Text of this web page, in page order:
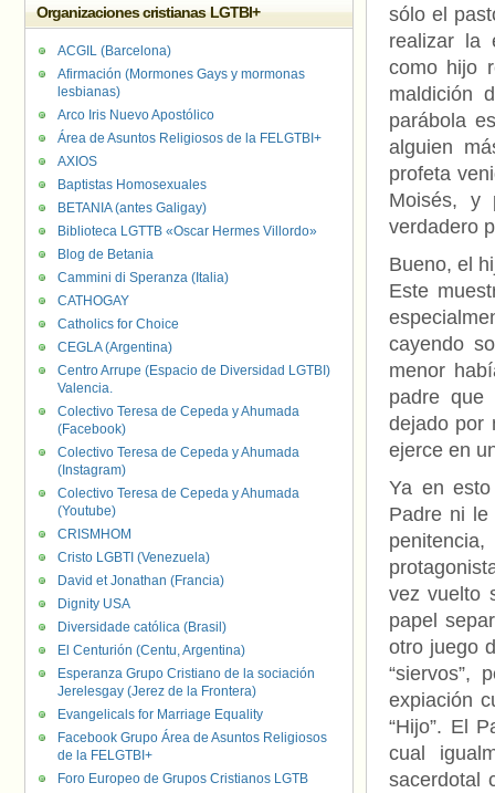
sólo el
realizar la
como hijo
maldición
parábola
alguien
profeta
Moisés, y
verdadero
Bueno, el
Este
cayendo
menor
padre que
dejado por
ejerce en
Ya en
Padre ni
vez vuelto
papel
otro juego
“siervos”,
expiación
“Hijo”. El
cual
sacerdotal
Organizaciones cristianas LGTBI+
ACGIL (Barcelona)
Afirmación (Mormones Gays y mormonas
lesbianas)
Arco Iris Nuevo Apostólico
Área de Asuntos Religiosos de la FELGTBI+
AXIOS
Baptistas Homosexuales
BETANIA (antes Galigay)
Biblioteca LGTTB «Oscar Hermes Villordo»
Blog de Betania
Cammini di Speranza (Italia)
CATHOGAY
Catholics for Choice
CEGLA (Argentina)
Centro Arrupe (Espacio de Diversidad LGTBI)
Valencia.
Colectivo Teresa de Cepeda y Ahumada
(Facebook)
Colectivo Teresa de Cepeda y Ahumada
(Instagram)
Colectivo Teresa de Cepeda y Ahumada
(Youtube)
CRISMHOM
Cristo LGBTI (Venezuela)
David et Jonathan (Francia)
Dignity USA
Diversidade católica (Brasil)
El Centurión (Centu, Argentina)
Esperanza Grupo Cristiano de la sociación
Jerelesgay (Jerez de la Frontera)
Evangelicals for Marriage Equality
Facebook Grupo Área de Asuntos Religiosos
de la FELGTBI+
Foro Europeo de Grupos Cristianos LGTB